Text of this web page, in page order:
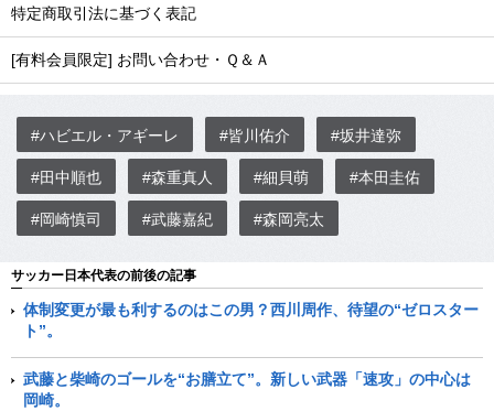
特定商取引法に基づく表記
[有料会員限定] お問い合わせ・Ｑ＆Ａ
#ハビエル・アギーレ #皆川佑介 #坂井達弥
#田中順也 #森重真人 #細貝萌 #本田圭佑
#岡崎慎司 #武藤嘉紀 #森岡亮太
サッカー日本代表の前後の記事
体制変更が最も利するのはこの男？西川周作、待望の“ゼロスター
ト”。
武藤と柴崎のゴールを“お膳立て”。新しい武器「速攻」の中心は
岡崎。